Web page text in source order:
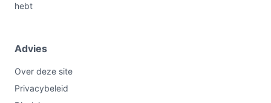
hebt
Advies
Over deze site
Privacybeleid